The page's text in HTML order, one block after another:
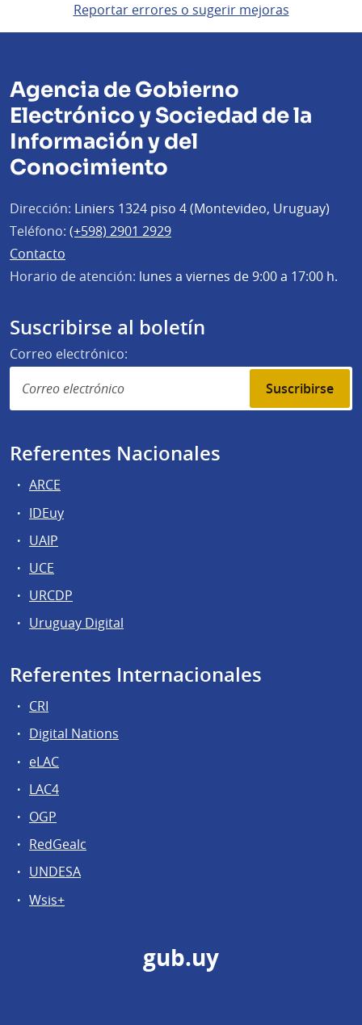
Reportar errores o sugerir mejoras
Agencia de Gobierno
Electrónico y Sociedad de la
Información y del
Conocimiento
Dirección: Liniers 1324 piso 4 (Montevideo, Uruguay)
Teléfono: (+598) 2901 2929
Contacto
Horario de atención: lunes a viernes de 9:00 a 17:00 h.
Suscribirse al boletín
Correo electrónico:
Suscribirse
Referentes Nacionales
ARCE
IDEuy
UAIP
UCE
URCDP
Uruguay Digital
Referentes Internacionales
CRI
Digital Nations
eLAC
LAC4
OGP
RedGealc
UNDESA
Wsis+
gub.uy